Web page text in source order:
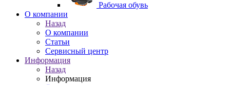
Рабочая обувь
O компании
Назад
O компании
Статьи
Сервисный центр
Информация
Назад
Информация